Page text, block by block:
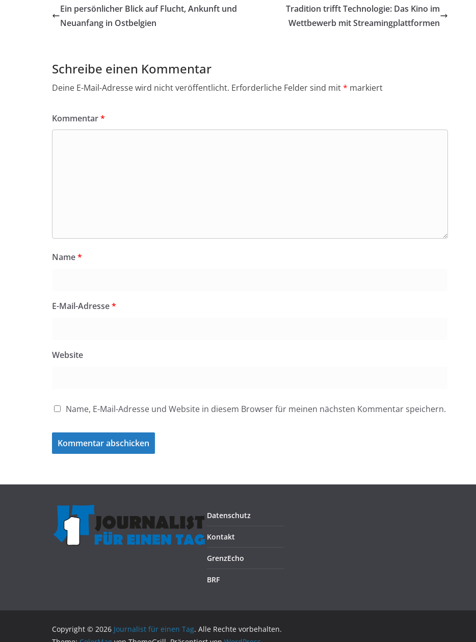
Ein persönlicher Blick auf Flucht, Ankunft und
Neuanfang in Ostbelgien
Tradition trifft Technologie: Das Kino im
Wettbewerb mit Streamingplattformen
Schreibe einen Kommentar
Deine E-Mail-Adresse wird nicht veröffentlicht. Erforderliche Felder sind mit* markiert
Kommentar*
Name*
E-Mail-Adresse*
Website
Name, E-Mail-Adresse und Website in diesem Browser für meinen nächsten Kommentar speichern.
Datenschutz
Kontakt
GrenzEcho
BRF
Copyright © 2026 Journalist für einen Tag. Alle Rechte vorbehalten.